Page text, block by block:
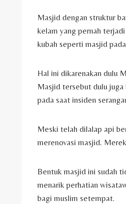
Masjid dengan struktur
kelam yang pernah
kubah seperti masjid
Hal ini dikarenakan dulu
Masjid tersebut dulu juga
pada saat insiden
Meski telah dilalap api
merenovasi masjid.
Bentuk masjid ini sudah
menarik perhatian
bagi muslim setempat.